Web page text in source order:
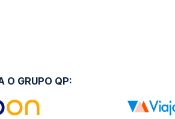
O GRUPO QP: